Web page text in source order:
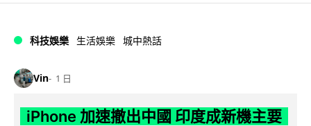
科技娛樂 生活娛樂 城中熱話
Vin 1 日
iPhone 加速撤出中國 印度成新機主要